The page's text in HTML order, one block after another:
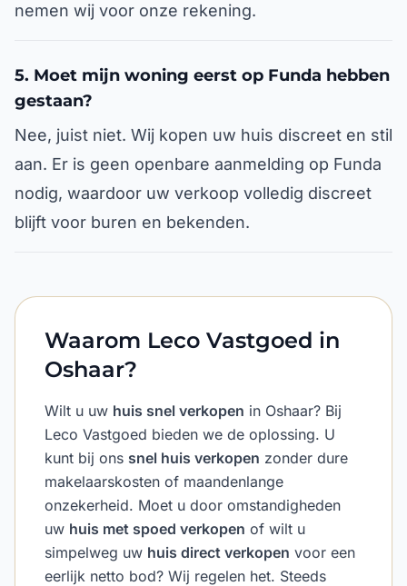
nemen wij voor onze rekening.
5. Moet mijn woning eerst op Funda hebben
gestaan?
Nee, juist niet. Wij kopen uw huis discreet en stil
aan. Er is geen openbare aanmelding op Funda
nodig, waardoor uw verkoop volledig discreet
blijft voor buren en bekenden.
Waarom Leco Vastgoed in
Oshaar?
Wilt u uw huis snel verkopen in Oshaar? Bij
Leco Vastgoed bieden we de oplossing. U
kunt bij ons snel huis verkopen zonder dure
makelaarskosten of maandenlange
onzekerheid. Moet u door omstandigheden
uw huis met spoed verkopen of wilt u
simpelweg uw huis direct verkopen voor een
eerlijk netto bod? Wij regelen het. Steeds